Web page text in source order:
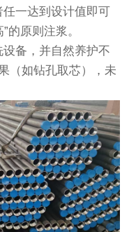
一达到设计值即可
的原则注浆。
备，并自然养护不
（如钻孔取芯），未